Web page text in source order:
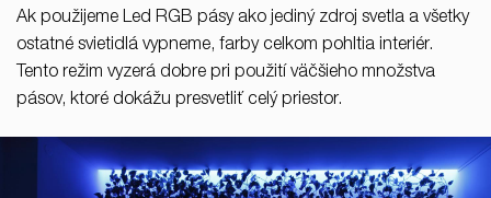
Ak použijeme Led RGB pásy ako jediný zdroj svetla a všetky
ostatné svietidlá vypneme, farby celkom pohltia interiér.
Tento režim vyzerá dobre pri použití väčšieho množstva
pásov, ktoré dokážu presvetliť celý priestor.